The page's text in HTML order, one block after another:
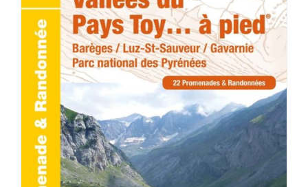
ACHETER LE PRODUIT DÉTAILS